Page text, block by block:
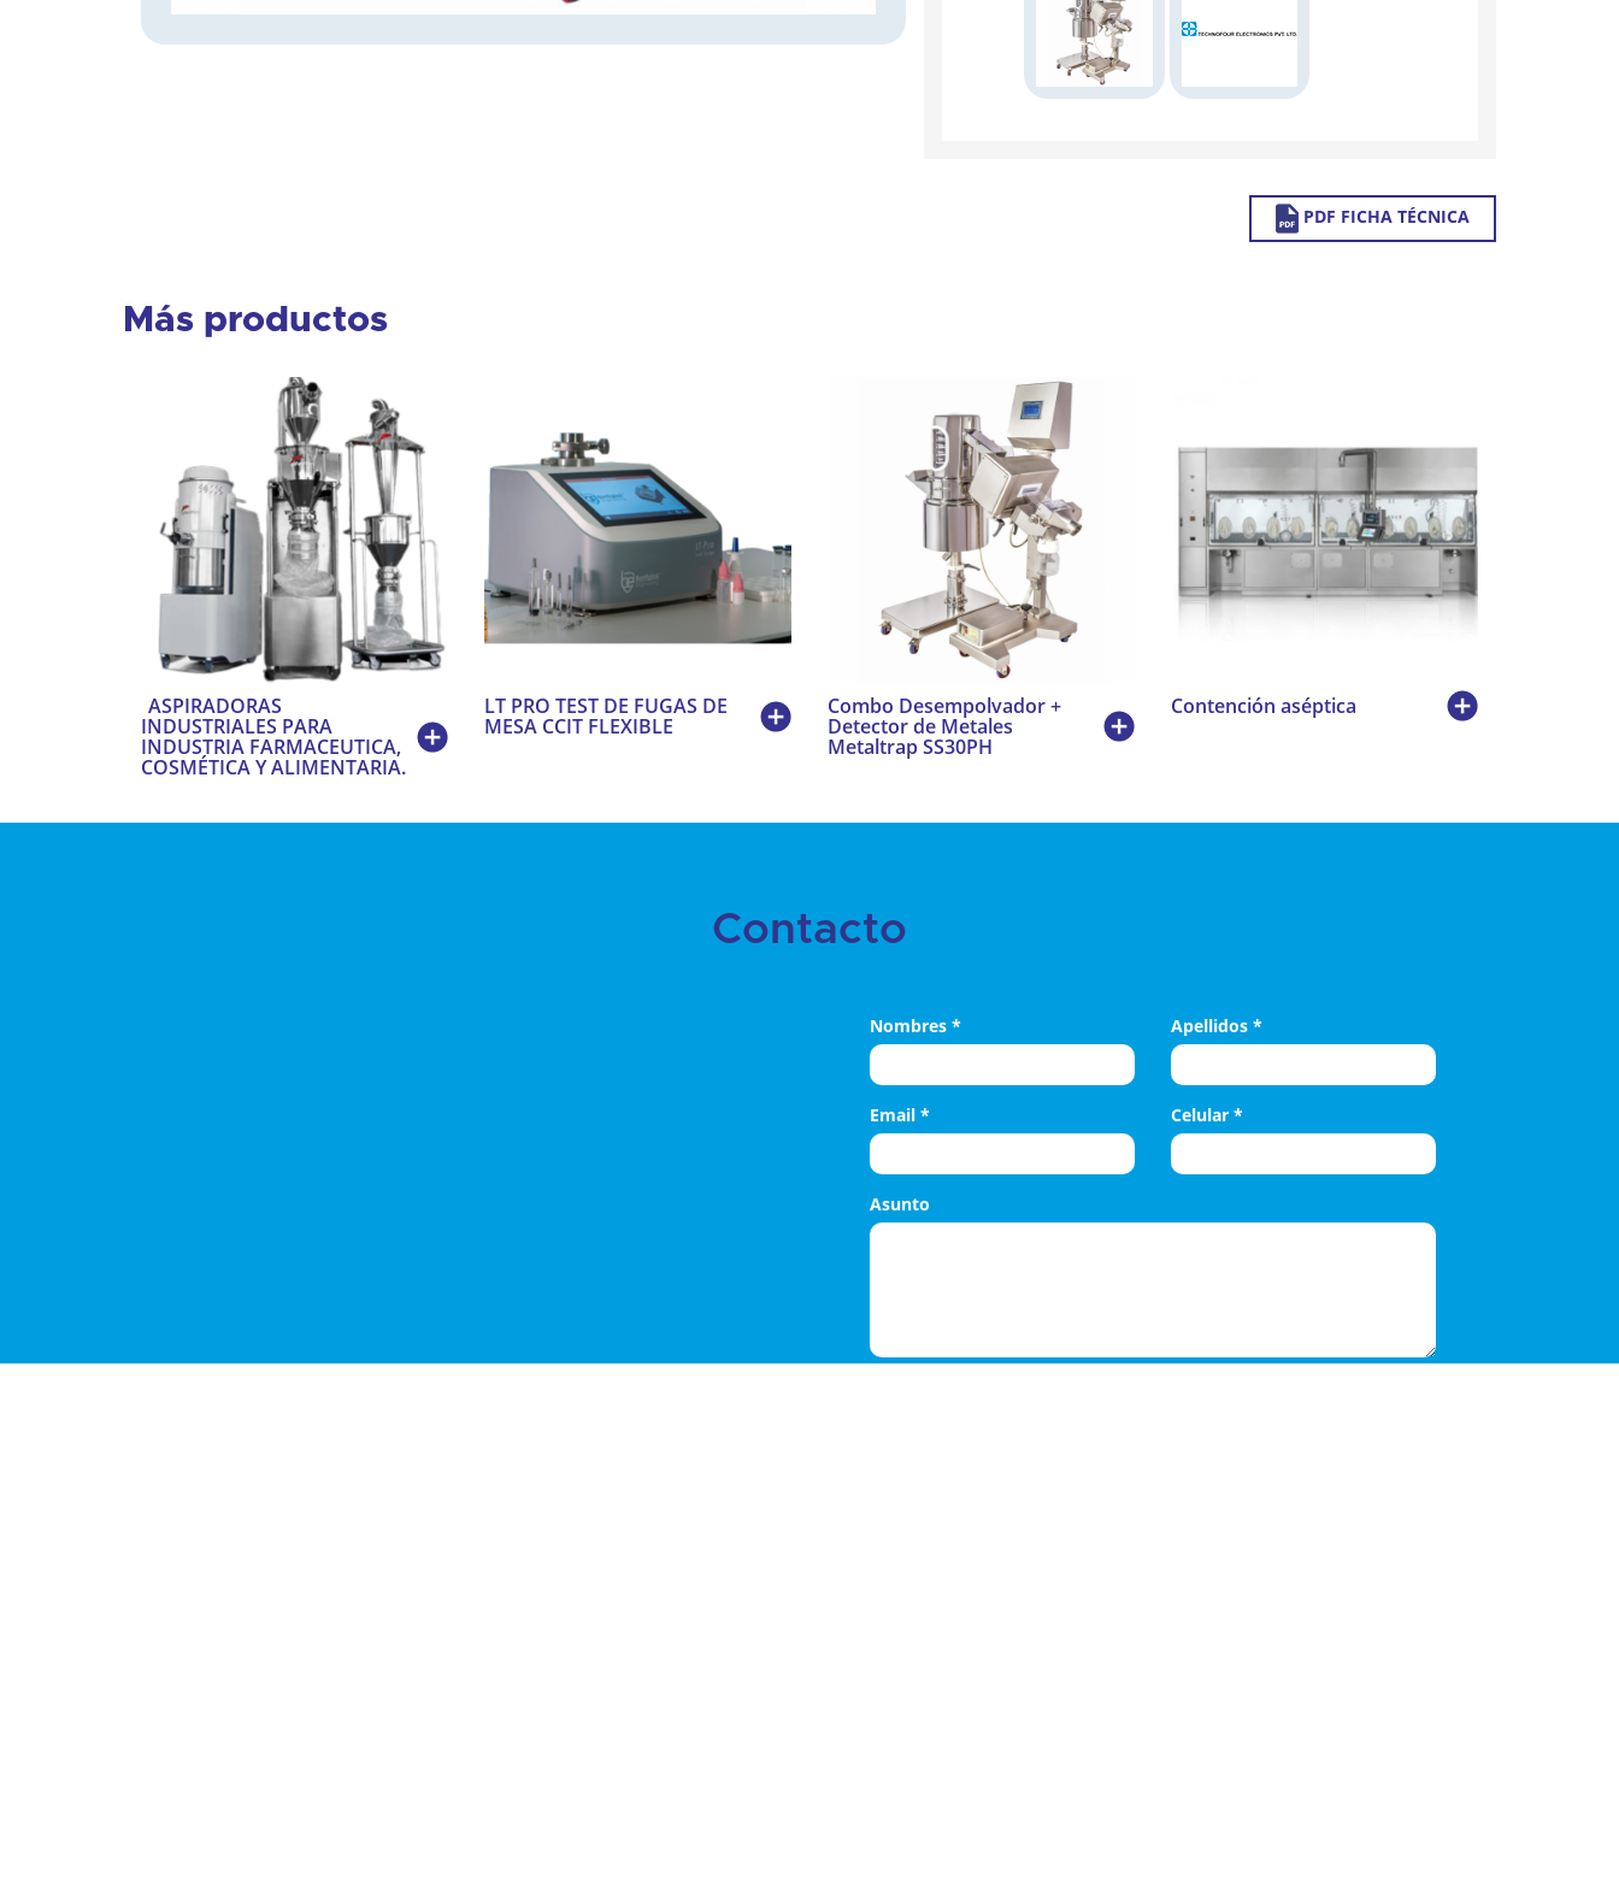
PDF FICHA TÉCNICA
Más productos
ASPIRADORAS
INDUSTRIALES PARA
INDUSTRIA FARMACEUTICA,
COSMÉTICA Y ALIMENTARIA.
LT PRO TEST DE FUGAS DE
MESA CCIT FLEXIBLE
Combo Desempolvador +
Detector de Metales
Metaltrap SS30PH
Contención aséptica
Contacto
Nombres * Apellidos *
Email * Celular *
Asunto